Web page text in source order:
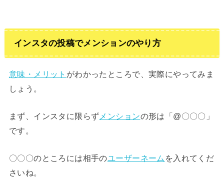
インスタの投稿でメンションのやり方
意味・メリット がわかったところで、実際にやってみま
しょう。
まず、インスタに限らず メンションの形は「@〇〇〇」
です。
〇〇〇のところには相手のユーザーネーム を入れてくだ
さいね。